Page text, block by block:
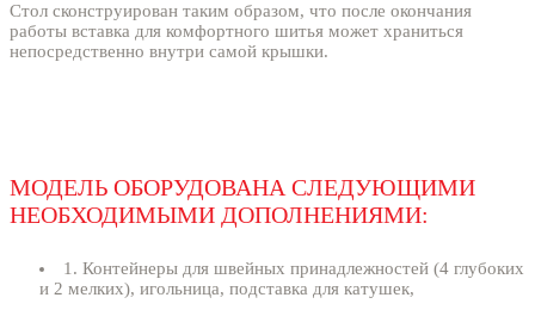
Стол сконструирован таким образом, что после окончания
работы вставка для комфортного шитья может храниться
непосредственно внутри самой крышки.
МОДЕЛЬ ОБОРУДОВАНА СЛЕДУЮЩИМИ
НЕОБХОДИМЫМИ ДОПОЛНЕНИЯМИ:
1. Контейнеры для швейных принадлежностей (4 глубоких
и 2 мелких), игольница, подставка для катушек,